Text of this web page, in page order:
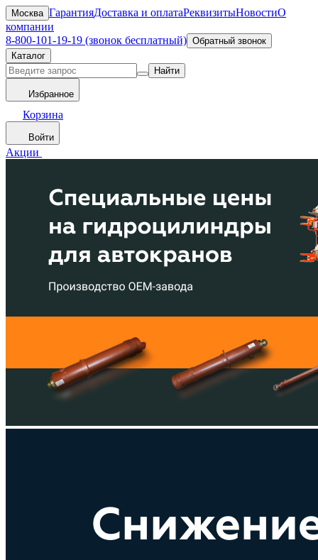
Москва ГарантияДоставка и оплатаРеквизитыНовостиО
компании
8-800-101-19-19 (звонок бесплатный) Обратный звонок
Каталог
Найти
Избранное
Корзина
Войти
Акции